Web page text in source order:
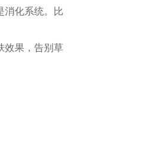
化系统。比
效果，告别草